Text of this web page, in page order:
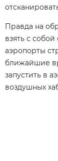
Правда на
взять с
аэропорты
ближайшие
запустить в
воздушных